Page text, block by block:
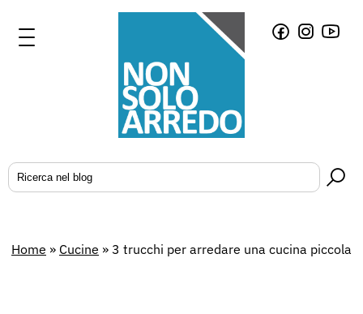
Home » Cucine » 3 trucchi per arredare una cucina piccola